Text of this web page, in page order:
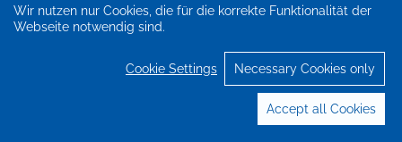
Wir nutzen nur Cookies, die für die korrekte Funktionalität der
Webseite notwendig sind.
Cookie Settings Necessary Cookies only
Accept all Cookies